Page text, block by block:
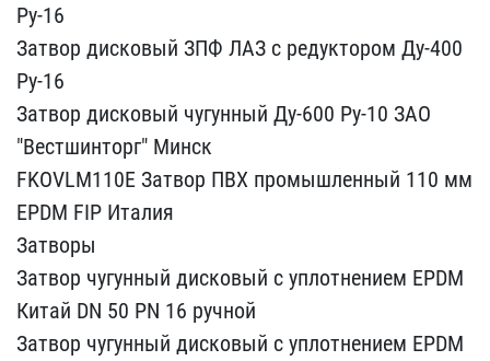
Ру-16
Зат​вор дисковый ЗПФ ЛАЗ с р​едуктором Ду-400
Ру-16
З​атвор дисковый чугунный ​Ду-600 Ру-10 ЗАО
"Вестши​нторг" Минск
FKOVLM110E ​Затвор ПВХ промышленный ​110 мм
EPDM FIP Италия
З​атворы
Затвор чугунный д​исковый с уплотнением EP​DM
Китай DN 50 PN 16 руч​ной
Затвор чугунный диск​овый с уплотнением EPDM ​